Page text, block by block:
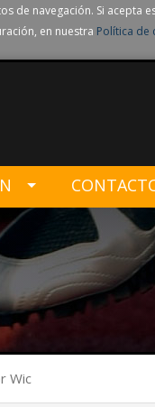
de navegación. Si acepta
en nuestra Política de
Wic